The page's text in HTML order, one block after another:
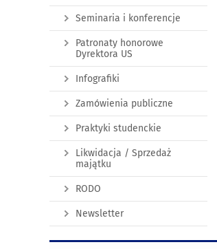
Seminaria i konferencje
Patronaty honorowe
Dyrektora US
Infografiki
Zamówienia publiczne
Praktyki studenckie
Likwidacja / Sprzedaż
majątku
RODO
Newsletter